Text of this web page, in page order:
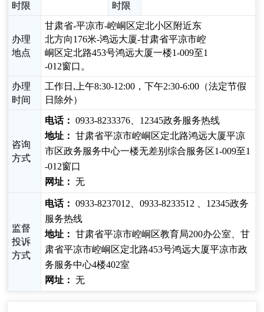
时限
时限
办理
地点
甘肃省-平凉市-崆峒区定北小区附近东
北方向176米-鸿远大厦-甘肃省平凉市崆
峒区定北路453号鸿远大厦一楼1-009至1
-012窗口。
办理
时间
工作日,上午8:30-12:00，下午2:30-6:00（法定节假
日除外）
咨询
方式
电话： 0933-8233376、12345政务服务热线
地址： 甘肃省平凉市崆峒区定北路鸿远大厦平凉
市区政务服务中心一楼无差别综合服务区1-009至1
-012窗口
网址： 无
监督
投诉
方式
电话： 0933-8237012、0933-8233512 、12345政务
服务热线
地址： 甘肃省平凉市崆峒区教育局200办公室、甘
肃省平凉市崆峒区定北路453号鸿远大厦平凉市政
务服务中心4楼402室
网址： 无